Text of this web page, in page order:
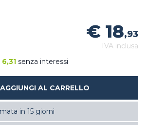
€ 18,93
IVA inclusa
6,31 senza interessi
AGGIUNGI AL CARRELLO
in 15 giorni